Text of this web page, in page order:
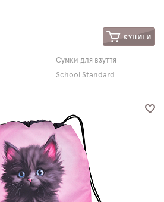
КУПИТИ
Сумки для взуття
School Standard